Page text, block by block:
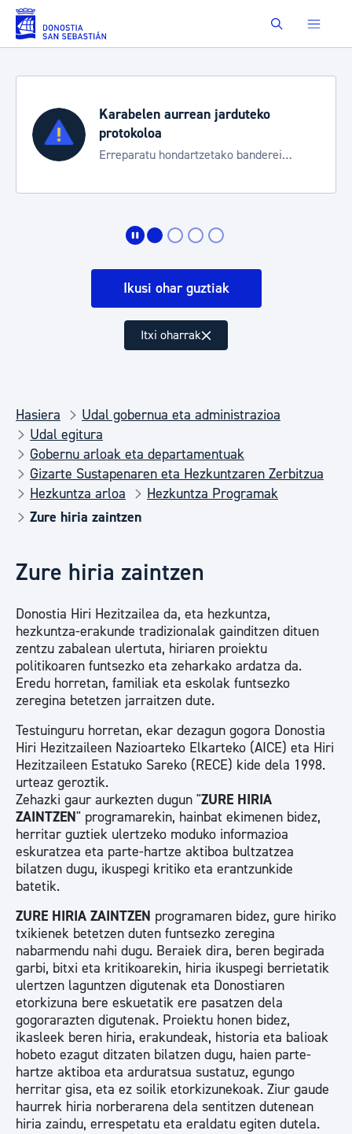
Eduki nagusira joan Buscar
Karabelen aurrean jarduteko
protokoloa
Erreparatu hondartzetako banderei
Ikusi ohar guztiak
Itxi oharrak
Hasiera
Udal gobernua eta administrazioa
Udal egitura
Gobernu arloak eta departamentuak
Gizarte Sustapenaren eta Hezkuntzaren Zerbitzua
Hezkuntza arloa
Hezkuntza Programak
Zure hiria zaintzen
Zure hiria zaintzen
Donostia Hiri Hezitzailea da, eta hezkuntza,
hezkuntza-erakunde tradizionalak gainditzen dituen
zentzu zabalean ulertuta, hiriaren proiektu
politikoaren funtsezko eta zeharkako ardatza da.
Eredu horretan, familiak eta eskolak funtsezko
zeregina betetzen jarraitzen dute.
Testuinguru horretan, ekar dezagun gogora Donostia
Hiri Hezitzaileen Nazioarteko Elkarteko (AICE) eta Hiri
Hezitzaileen Estatuko Sareko (RECE) kide dela 1998.
urteaz geroztik.
Zehazki gaur aurkezten dugun "ZURE HIRIA
ZAINTZEN" programarekin, hainbat ekimenen bidez,
herritar guztiek ulertzeko moduko informazioa
eskuratzea eta parte-hartze aktiboa bultzatzea
bilatzen dugu, ikuspegi kritiko eta erantzunkide
batetik.
ZURE HIRIA ZAINTZEN programaren bidez, gure hiriko
txikienek betetzen duten funtsezko zeregina
nabarmendu nahi dugu. Beraiek dira, beren begirada
garbi, bitxi eta kritikoarekin, hiria ikuspegi berrietatik
ulertzen laguntzen digutenak eta Donostiaren
etorkizuna bere eskuetatik ere pasatzen dela
gogorarazten digutenak. Proiektu honen bidez,
ikasleek beren hiria, erakundeak, historia eta balioak
hobeto ezagut ditzaten bilatzen dugu, haien parte-
hartze aktiboa eta arduratsua sustatuz, egungo
herritar gisa, eta ez soilik etorkizunekoak. Ziur gaude
haurrek hiria norberarena dela sentitzen dutenean
hiria zaindu, errespetatu eta eraldatu egiten dutela.